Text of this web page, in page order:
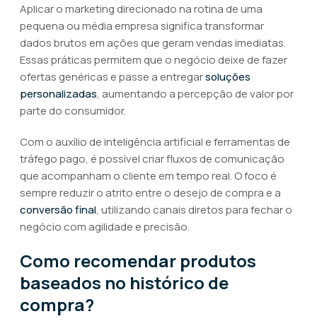
Aplicar o marketing direcionado na rotina de uma
pequena ou média empresa significa transformar
dados brutos em ações que geram vendas imediatas.
Essas práticas permitem que o negócio deixe de fazer
ofertas genéricas e passe a entregarsoluções
personalizadas, aumentando a percepção de valor por
parte do consumidor.
Com o auxílio de inteligência artificial e ferramentas de
tráfego pago, é possível criar fluxos de comunicação
que acompanham o cliente em tempo real. O foco é
sempre reduzir o atrito entre o desejo de compra e a
conversão final, utilizando canais diretos para fechar o
negócio com agilidade e precisão.
Como recomendar produtos
baseados no histórico de
compra?